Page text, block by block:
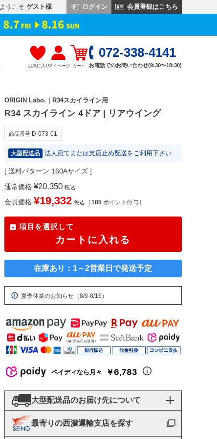
ようこそ ゲスト様 ログイン 会員登録はこちら
お気に入りマイページ カート
072-338-4141
お電話でのお問い合わせ(9:30〜18:30)
ORIGIN Labo.｜R34スカイライン用
R34 スカイライン 4ドア | リアウイング
商品番号 D-073-01
大型配送品 法人宛てまたは支店止め配送をご利用下さい
送料パターン 160Aサイズ
通常価格 ¥20,350 税込
会員価格 ¥19,332 税込 [ 185 ポイント付与 ]
項目を選択して
カートに入れる
在庫あり：1～2営業日で発送予定
夏季休業のお知らせ（8/9-8/16）
ペイディなら月々 ￥6,783
大型配送品のお届け先について
最寄りの西濃運輸支店を探す